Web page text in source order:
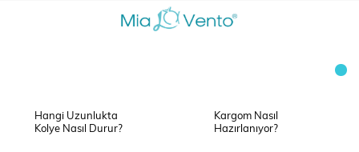
Hangi Uzunlukta
Kolye Nasıl Durur?
Kargom Nasıl
Hazırlanıyor?